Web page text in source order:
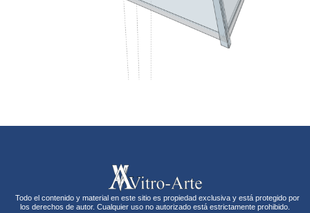
Todo el contenido y material en este sitio es propiedad exclusiva y está protegido por
los derechos de autor. Cualquier uso no autorizado está estrictamente prohibido.